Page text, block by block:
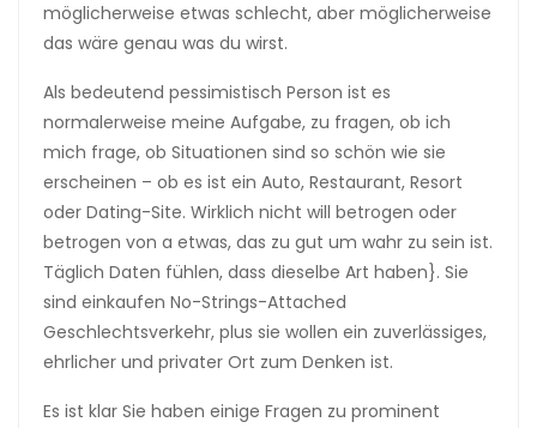
möglicherweise etwas schlecht, aber möglicherweise
das wäre genau was du wirst.
Als bedeutend pessimistisch Person ist es
normalerweise meine Aufgabe, zu fragen, ob ich
mich frage, ob Situationen sind so schön wie sie
erscheinen – ob es ist ein Auto, Restaurant, Resort
oder Dating-Site. Wirklich nicht will betrogen oder
betrogen von a etwas, das zu gut um wahr zu sein ist.
Täglich Daten fühlen, dass dieselbe Art haben}. Sie
sind einkaufen No-Strings-Attached
Geschlechtsverkehr, plus sie wollen ein zuverlässiges,
ehrlicher und privater Ort zum Denken ist.
Es ist klar Sie haben einige Fragen zu prominent